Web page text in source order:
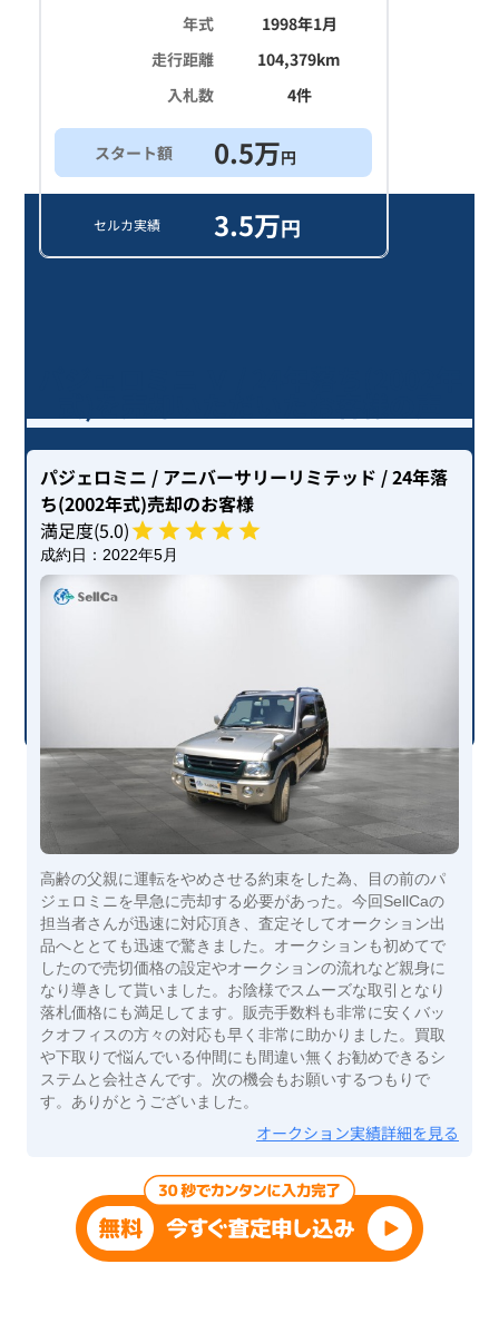
年式
1998年1月
走行距離
104,379km
入札数
4件
スタート額 0.5万円
セルカ実績 3.5万円
パジェロミニ / アニバーサリーリミテッド / 24年落
ち(2002年式)売却のお客様
満足度(5.0)
成約日： 2022年5月
高齢の父親に運転をやめさせる約束をした為、目の前のパ
ジェロミニを早急に売却する必要があった。今回SellCaの
担当者さんが迅速に対応頂き、査定そしてオークション出
品へととても迅速で驚きました。オークションも初めてで
したので売切価格の設定やオークションの流れなど親身に
なり導きして貰いました。お陰様でスムーズな取引となり
落札価格にも満足してます。販売手数料も非常に安くバッ
クオフィスの方々の対応も早く非常に助かりました。買取
や下取りで悩んでいる仲間にも間違い無くお勧めできるシ
ステムと会社さんです。次の機会もお願いするつもりで
す。ありがとうございました。
オークション実績詳細を見る